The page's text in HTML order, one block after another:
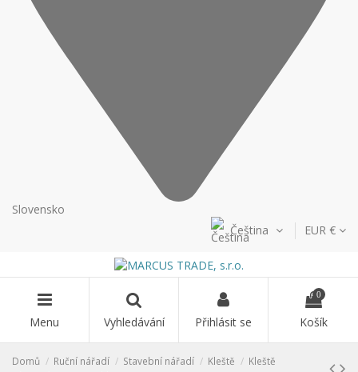
Slovensko
Čeština
EUR €
Menu Vyhledávání Přihlásit se
0
Košík
Domů Ruční nářadí Stavební nářadí Kleště
Kleště